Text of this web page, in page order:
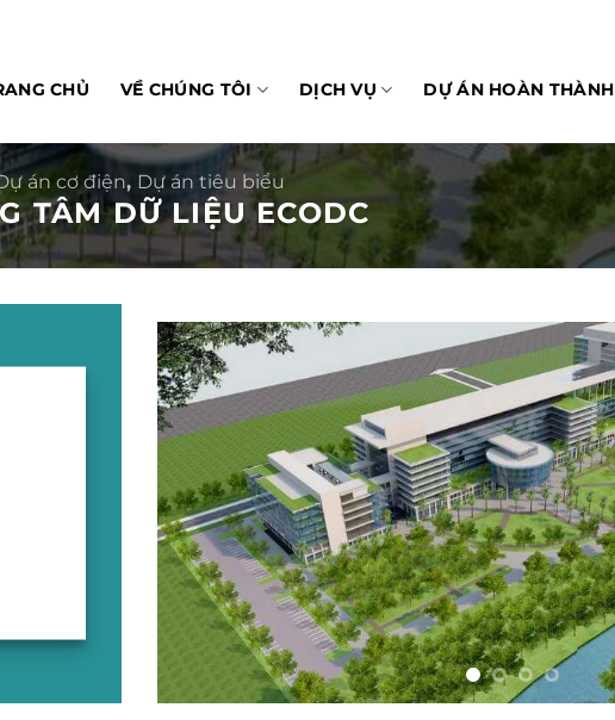
CHỦ VỀ CHÚNG TÔI DỊCH VỤ DỰ ÁN HOÀN THÀNH
án cơ điện, Dự án tiêu biểu
TÂM DỮ LIỆU ECODC